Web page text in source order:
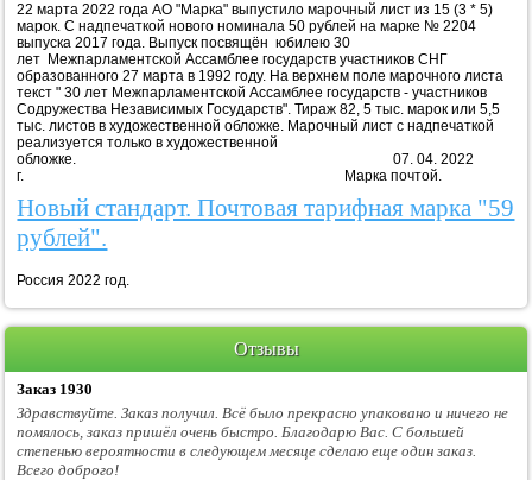
22 марта 2022 года АО "Марка" выпустило марочный лист из 15 (3 * 5)
марок. С надпечаткой нового номинала 50 рублей на марке № 2204
выпуска 2017 года. Выпуск посвящён юбилею 30
лет Межпарламентской Ассамблее государств участников СНГ
образованного 27 марта в 1992 году. На верхнем поле марочного листа
текст " 30 лет Межпарламентской Ассамблее государств - участников
Содружества Независимых Государств". Тираж 82, 5 тыс. марок или 5,5
тыс. листов в художественной обложке. Марочный лист с надпечаткой
реализуется только в художественной
обложке. 07. 04. 2022
г. Марка почтой.
Новый стандарт. Почтовая тарифная марка "59
рублей".
Россия 2022 год.
Отзывы
Заказ 1930
Здравствуйте. Заказ получил. Всё было прекрасно упаковано и ничего не
помялось, заказ пришёл очень быстро. Благодарю Вас. С большей
степенью вероятности в следующем месяце сделаю еще один заказ.
Всего доброго!